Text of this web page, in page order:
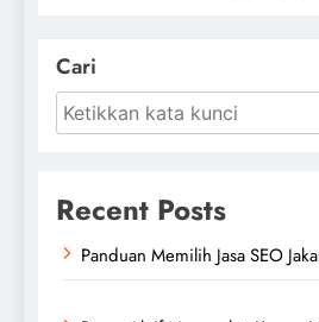
Cari
Recent Posts
Panduan Memilih Jasa SEO